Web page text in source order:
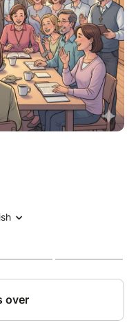
prolonger les
2025 à
de famille et de